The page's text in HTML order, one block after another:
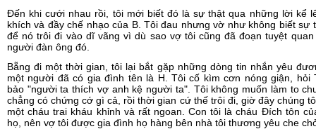
Đến khi cưới nhau rồi, tôi mới biết đó là sự thật qua những lời kể
khích và đầy chế nhạo của B. Tôi đau nhưng vờ như không biết sự
để nó trôi đi vào dĩ vãng vì dù sao vợ tôi cũng đã đoạn tuyệt
người đàn ông đó.
Bẵng đi một thời gian, tôi lại bắt gặp những dòng tin nhắn yêu
một người đã có gia đình tên là H. Tôi cố kìm cơn nóng giận, hỏi
bảo "người ta thích vợ anh kệ người ta". Tôi không muốn làm to
chẳng có chứng cớ gì cả, rồi thời gian cứ thế trôi đi, giờ đây chúng
một cháu trai kháu khỉnh và rất ngoan. Con tôi là cháu Đích tôn
họ, nên vợ tôi được gia đình họ hàng bên nhà tôi thương yêu che